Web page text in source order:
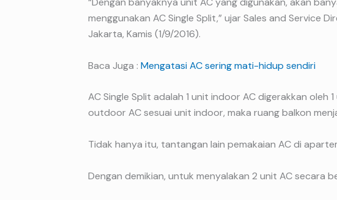
menggunakan AC Single Split,” ujar Sales and Service
Jakarta, Kamis (1/9/2016).
Baca Juga : Mengatasi AC sering mati-hidup sendiri
AC Single Split adalah 1 unit indoor AC digerakkan
outdoor AC sesuai unit indoor, maka ruang balkon
Tidak hanya itu, tantangan lain pemakaian AC di
Dengan demikian, untuk menyalakan 2 unit AC secara